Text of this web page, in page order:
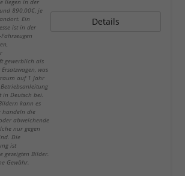
liegen in der
890,00€, je
Ein
ist in der
gewerblich als
was
auf 1 Jahr
in Deutsch bei.
kann es
handeln die
abweichende
nur gegen
Die
ist
gezeigten Bilder.
Gewähr.
Details